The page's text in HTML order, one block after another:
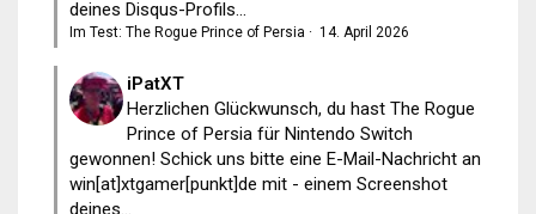
deines Disqus-Profils...
Im Test: The Rogue Prince of Persia · 14. April 2026
iPatXT
Herzlichen Glückwunsch, du hast The Rogue
Prince of Persia für Nintendo Switch
gewonnen! Schick uns bitte eine E-Mail-Nachricht an
win[at]xtgamer[punkt]de mit - einem Screenshot
deines...